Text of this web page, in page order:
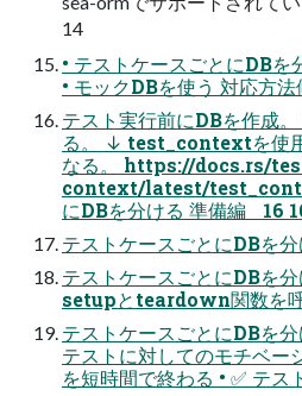
14
• テストケースごとにDBを
• モックDBを使う 対応方
テスト実行前にDBを作成
る。 ↓ test_contextを使
なる。 https://docs.rs/
context/latest/
にDBを分ける 準備編 16
テストケースごとにDBを
テストケースごとにDBを
setupとteardown関数を
テストケースごとにDBを
テストに対してのモチベー
を短時間で終わる • ✅ テ